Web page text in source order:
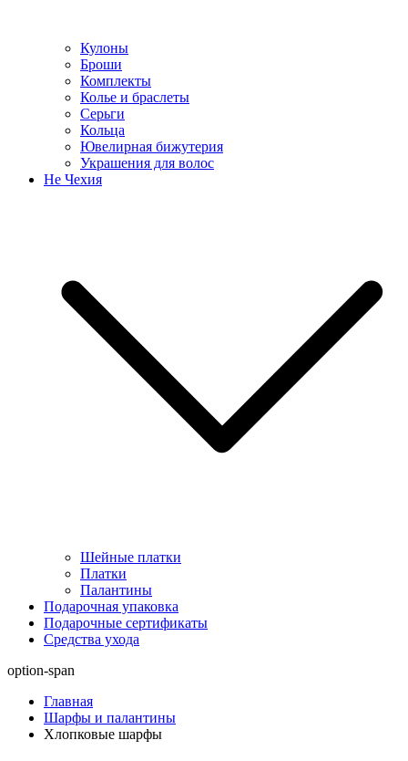
Кулоны
Броши
Комплекты
Колье и браслеты
Серьги
Кольца
Ювелирная бижутерия
Украшения для волос
Не Чехия
Шейные платки
Платки
Палантины
Подарочная упаковка
Подарочные сертификаты
Средства ухода
option-span
Главная
Шарфы и палантины
Хлопковые шарфы